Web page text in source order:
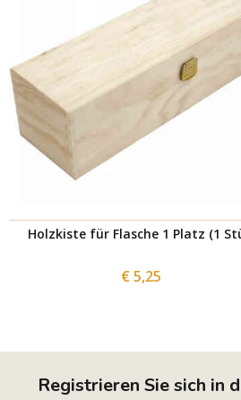
Holzkiste für Flasche 1 Platz (1
€ 5,25
Registrieren Sie sich in